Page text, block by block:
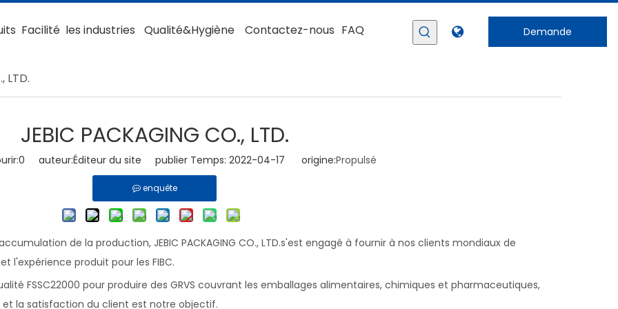
Facilité les industries Qualité&Hygiène Contactez-nous FAQ Demande
LTD.
JEBIC PACKAGING CO., LTD.
0 auteur:Éditeur du site publier Temps: 2022-04-17 origine:Propulsé
enquête
de la production, JEBIC PACKAGING CO., LTD.s'est engagé à fournir à nos clients mondiaux de
l'expérience produit pour les FIBC.
FSSC22000 pour produire des GRVS couvrant les emballages alimentaires, chimiques et pharmaceutiques,
la satisfaction du client est notre objectif.